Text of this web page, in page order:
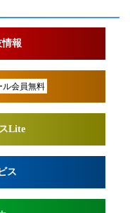
報
ル会員無料
Lite
ス